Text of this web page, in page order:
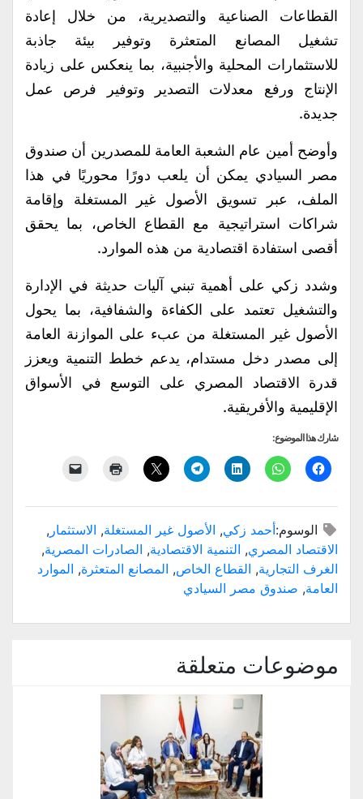
القطاعات الصناعية والتصديرية، من خلال إعادة
تشغيل المصانع المتعثرة وتوفير بيئة جاذبة
للاستثمارات المحلية والأجنبية، بما ينعكس على زيادة
الإنتاج ورفع معدلات التصدير وتوفير فرص عمل
جديدة.
وأوضح أمين عام الشعبة العامة للمصدرين أن صندوق
مصر السيادي يمكن أن يلعب دورًا محوريًا في هذا
الملف، عبر تسويق الأصول غير المستغلة وإقامة
شراكات استراتيجية مع القطاع الخاص، بما يحقق
أقصى استفادة اقتصادية من هذه الموارد.
وشدد زكي على أهمية تبني آليات حديثة في الإدارة
والتشغيل تعتمد على الكفاءة والشفافية، بما يحول
الأصول غير المستغلة من عبء على الموازنة العامة
إلى مصدر دخل مستدام، يدعم خطط التنمية ويعزز
قدرة الاقتصاد المصري على التوسع في الأسواق
الإقليمية والأفريقية.
شارك هذا الموضوع:
الوسوم:أحمد زكي, الأصول غير المستغلة, الاستثمار ,
الاقتصاد المصري, التنمية الاقتصادية, الصادرات المصرية,
الغرف التجارية, القطاع الخاص, المصانع المتعثرة, الموارد
العامة, صندوق مصر السيادي
موضوعات متعلقة